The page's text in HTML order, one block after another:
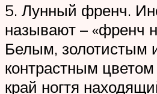
5. Лунный френч.
называют – «френч
Белым, золотистым
контрастным
край ногтя